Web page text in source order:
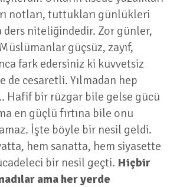
notları, tuttukları günlükleri
ders niteliğindedir. Zor günler,
güçsüz, zayıf,
fark edersiniz ki kuvvetsiz
de cesaretli. Yılmadan hep
Hafif bir rüzgar bile gelse gücü
en güçlü fırtına bile onu
İşte böyle bir nesil geldi.
hem sanatta, hem siyasette
bir nesil geçti. Hiçbir
ama her yerde